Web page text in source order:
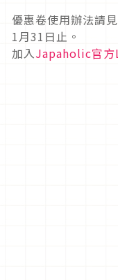
優惠卷使用辦法請
1月31日止。
加入Japaholic官